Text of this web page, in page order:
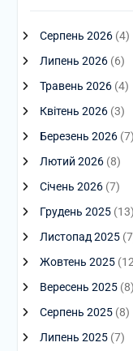
Серпень 2026(4)
Липень 2026(6)
Травень 2026(4)
Квітень 2026(3)
Березень 2026(7)
Лютий 2026(8)
Січень 2026(7)
Грудень 2025(13)
Листопад 2025
Жовтень 2025
Вересень 2025(8)
Серпень 2025(8)
Липень 2025(7)